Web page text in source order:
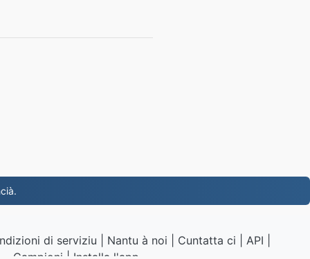
di serviziu Nantu à noi Cuntatta ci API